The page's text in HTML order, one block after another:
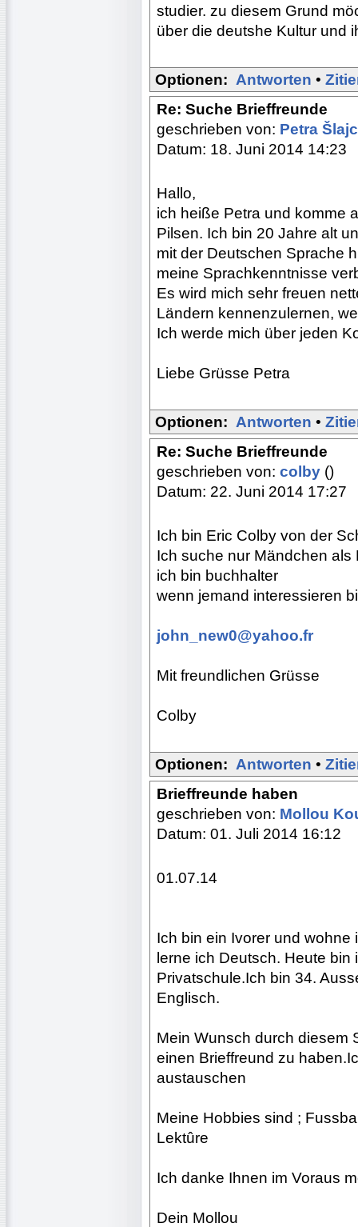
studier. zu diesem Grund
über die deutshe Kultur und
Optionen: Antworten •
Re: Suche Brieffreunde
geschrieben von: Petra
Datum: 18. Juni 2014 14:23
Hallo,
ich heiße Petra und komme
Pilsen. Ich bin 20 Jahre alt
mit der Deutschen Sprache
meine Sprachkenntnisse
Es wird mich sehr freuen
Ländern kennenzulernen,
Ich werde mich über jeden
Liebe Grüsse Petra
Optionen: Antworten •
Re: Suche Brieffreunde
geschrieben von: colby ()
Datum: 22. Juni 2014 17:27
Ich bin Eric Colby von der
Ich suche nur Mändchen als
ich bin buchhalter
wenn jemand interessieren
john_new0@yahoo.fr
Mit freundlichen Grüsse
Colby
Optionen: Antworten •
Brieffreunde haben
geschrieben von: Mollou
Datum: 01. Juli 2014 16:12
01.07.14
Ich bin ein Ivorer und wohne
lerne ich Deutsch. Heute
Privatschule.Ich bin 34.
Englisch.
Mein Wunsch durch diesem
einen Brieffreund zu
austauschen
Meine Hobbies sind ;
Lektûre
Ich danke Ihnen im Voraus
Dein Mollou